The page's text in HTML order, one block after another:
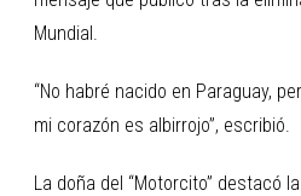
Mundial.
“No habré nacido en Paraguay,
mi corazón es albirrojo”, escribió.
La doña del “Motorcito” destacó